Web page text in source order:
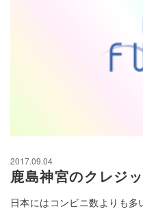
2017.09.04
鹿島神宮のクレジ
日本にはコンビニ数よりも